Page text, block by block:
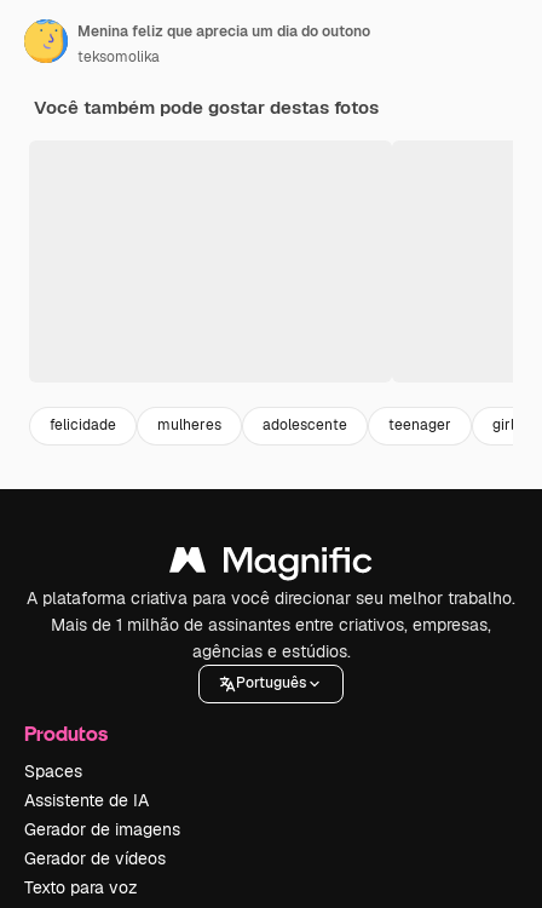
Menina feliz que aprecia um dia do outono
teksomolika
Você também pode gostar destas fotos
felicidade mulheres adolescente teenager girl
A plataforma criativa para você direcionar seu melhor trabalho.
Mais de 1 milhão de assinantes entre criativos, empresas,
agências e estúdios.
Português
Produtos
Spaces
Assistente de IA
Gerador de imagens
Gerador de vídeos
Texto para voz